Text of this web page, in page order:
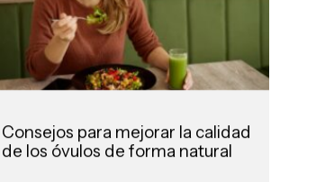
Consejos para mejorar la calidad
de los óvulos de forma natural